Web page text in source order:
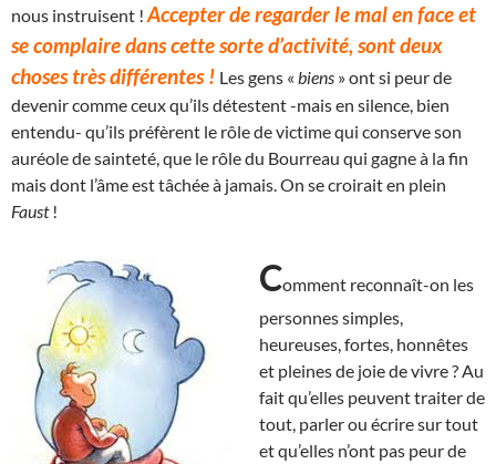
nous instruisent ! Accepter de regarder le mal en face et
se complaire dans cette sorte d’activité, sont deux
choses très différentes ! Les gens « biens » ont si peur de
devenir comme ceux qu’ils détestent -mais en silence, bien
entendu- qu’ils préfèrent le rôle de victime qui conserve son
auréole de sainteté, que le rôle du Bourreau qui gagne à la fin
mais dont l’âme est tâchée à jamais. On se croirait en plein
Faust!
Comment reconnaît-on les
personnes simples,
heureuses, fortes, honnêtes
et pleines de joie de vivre ? Au
fait qu’elles peuvent traiter de
tout, parler ou écrire sur tout
et qu’elles n’ont pas peur de